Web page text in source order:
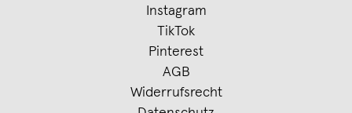
Instagram
TikTok
Pinterest
AGB
Widerrufsrecht